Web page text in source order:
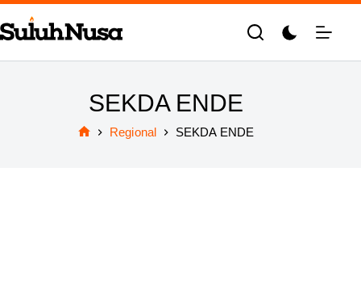
Skip
to
content
SEKDA ENDE
Regional SEKDA ENDE